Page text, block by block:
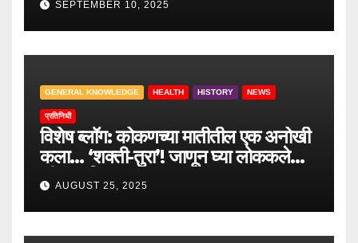
SEPTEMBER 10, 2025
GENERAL KNOWLEDGE HEALTH HISTORY NEWS
प्रतिनिधी
विशेष ब्लॉग: कोकणच्या मातीतील एक अनोखी
कला… ‘शक्ती-तुरा’! जाणून घ्या लोककलेचा
जीवंत इतिहास.
AUGUST 25, 2025